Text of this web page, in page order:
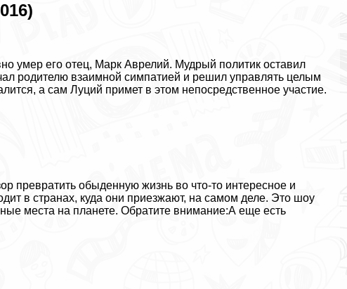
умер его отец, Марк Аврелий. Мудрый политик оставил
родителю взаимной симпатией и решил управлять целым
а сам Луций примет в этом непосредственное участие.
превратить обыденную жизнь во что-то интересное и
в странах, куда они приезжают, на самом деле. Это шоу
места на планете.Обратите внимание:А еще есть